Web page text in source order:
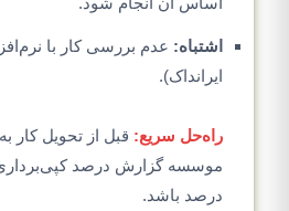
اشتباه: عدم بررسی کار با
ایرانداک).
راه‌حل سریع: قبل از تحویل کار
درصد باشد.